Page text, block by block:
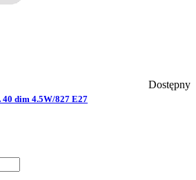
Dostępny
dim 4.5W/827 E27